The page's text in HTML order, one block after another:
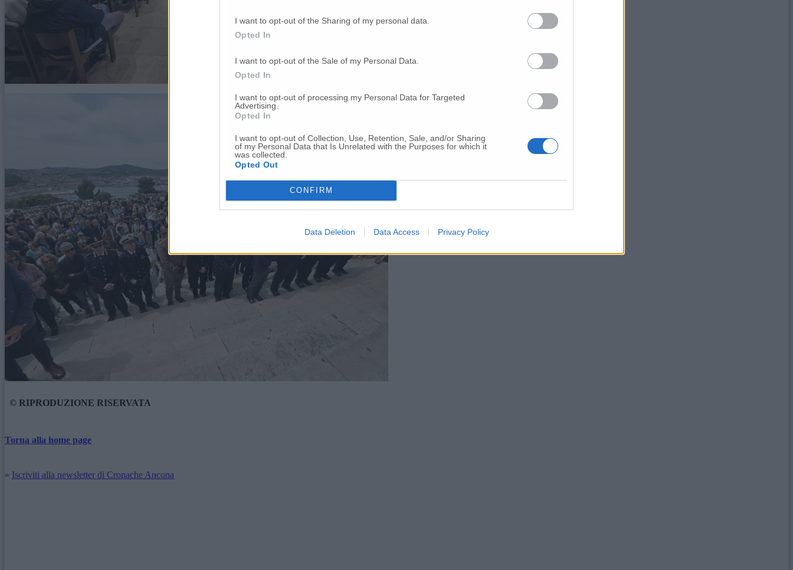
I want to opt-out of the Sharing of my personal data.
Opted In
I want to opt-out of the Sale of my Personal Data.
Opted In
I want to opt-out of processing my Personal Data for Targeted
Advertising.
Opted In
I want to opt-out of Collection, Use, Retention, Sale, and/or Sharing
of my Personal Data that Is Unrelated with the Purposes for which it
was collected.
Opted Out
CONFIRM
Data Deletion Data Access Privacy Policy
© RIPRODUZIONE RISERVATA
Torna alla home page
» Iscriviti alla newsletter di Cronache Ancona